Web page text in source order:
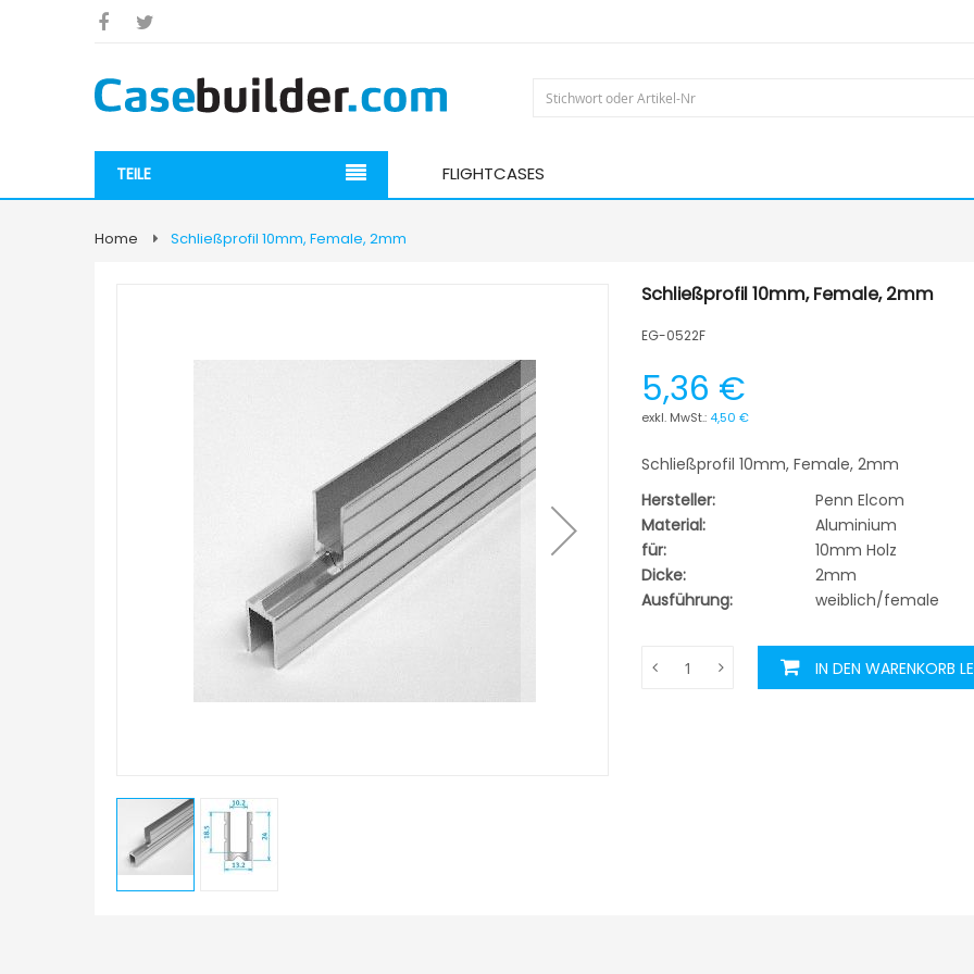
TEILE FLIGHTCASES
Home Schließprofil 10mm, Female, 2mm
Schließprofil 10mm, Female, 2mm
EG-0522F
5,36 €
4,50 €
Schließprofil 10mm, Female, 2mm
Hersteller:
Penn Elcom
Material:
Aluminium
für:
10mm Holz
Dicke:
2mm
Ausführung:
weiblich/female
IN DEN WARENKORB